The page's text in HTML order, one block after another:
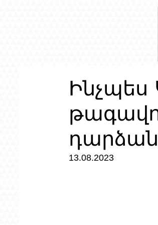
Ինչպես
դարձան
13.08.2023